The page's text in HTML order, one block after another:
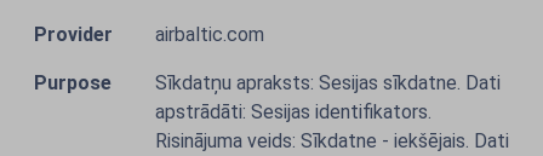
airbaltic.com
Sīkdatņu apraksts: Sesijas sīkdatne. Dati
apstrādāti: Sesijas identifikators.
Risinājuma veids: Sīkdatne - iekšējais. Dati